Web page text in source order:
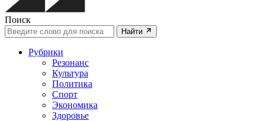
Поиск
Найти
Рубрики
Резонанс
Культура
Политика
Спорт
Экономика
Здоровье